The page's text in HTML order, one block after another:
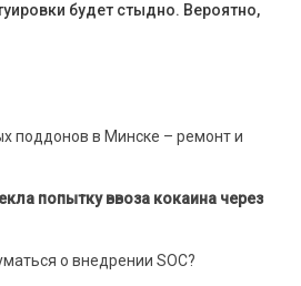
будет стыдно. Вероятно,
поддонов в Минске – ремонт и
попытку ввоза кокаина через
о внедрении SOC?